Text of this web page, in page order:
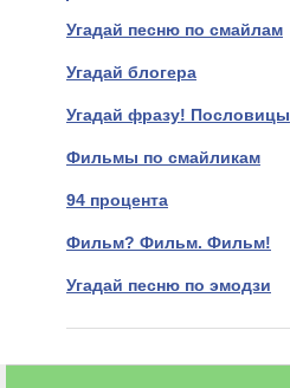
Угадай песню по смайлам
Угадай блогера
Угадай фразу! Пословицы
Фильмы по смайликам
94 процента
Фильм? Фильм. Фильм!
Угадай песню по эмодзи